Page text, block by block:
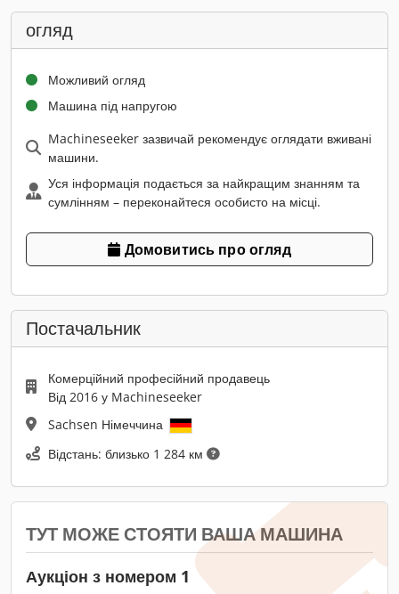
огляд
Можливий огляд
Машина під напругою
Machineseeker зазвичай рекомендує оглядати вживані
машини.
Уся інформація подається за найкращим знанням та
сумлінням – переконайтеся особисто на місці.
Домовитись про огляд
Постачальник
Комерційний професійний продавець
Від 2016 у Machineseeker
Sachsen Німеччина
Відстань: близько 1 284 км
ТУТ МОЖЕ СТОЯТИ ВАША МАШИНА
Аукціон з номером 1